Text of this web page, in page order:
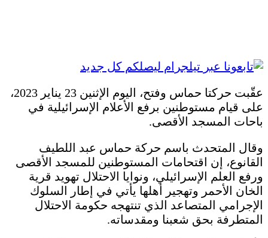
عقّبت حركتا حماس وفتح، اليوم الإثنين 23 يناير 2023،
على قيام مستوطنين برفع الأعلام الإسرائيلية في
باحات المسجد الأقصى.
وقال المتحدث باسم حركة حماس عبد اللطيف
القانوع، إن اقتحامات المستوطنين للمسجد الأقصى
ورفع العلم الإسرائيلي، ونوايا الاحتلال تهويد قرية
الخان الأحمر وتهجير أهلها يأتي في إطار السلوك
الإجرامي المتصاعد الذي تنتهجه حكومة الاحتلال
المتطرفة بحق شعبنا ومقدساته.